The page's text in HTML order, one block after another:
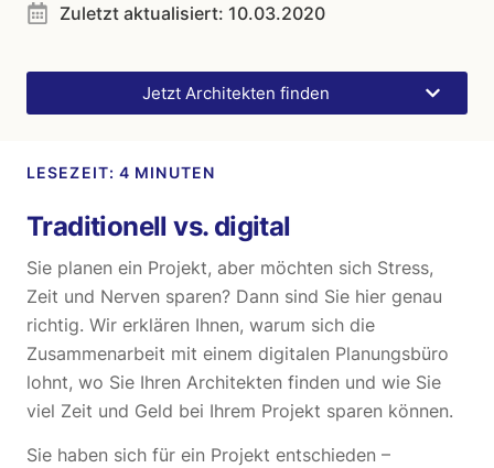
Zuletzt aktualisiert: 10.03.2020
Jetzt Architekten finden
Traditionell vs. digital
Sie planen ein Projekt, aber möchten sich Stress,
Zeit und Nerven sparen? Dann sind Sie hier genau
richtig. Wir erklären Ihnen, warum sich die
Zusammenarbeit mit einem digitalen Planungsbüro
lohnt, wo Sie Ihren Architekten finden und wie Sie
viel Zeit und Geld bei Ihrem Projekt sparen können.
Sie haben sich für ein Projekt entschieden –